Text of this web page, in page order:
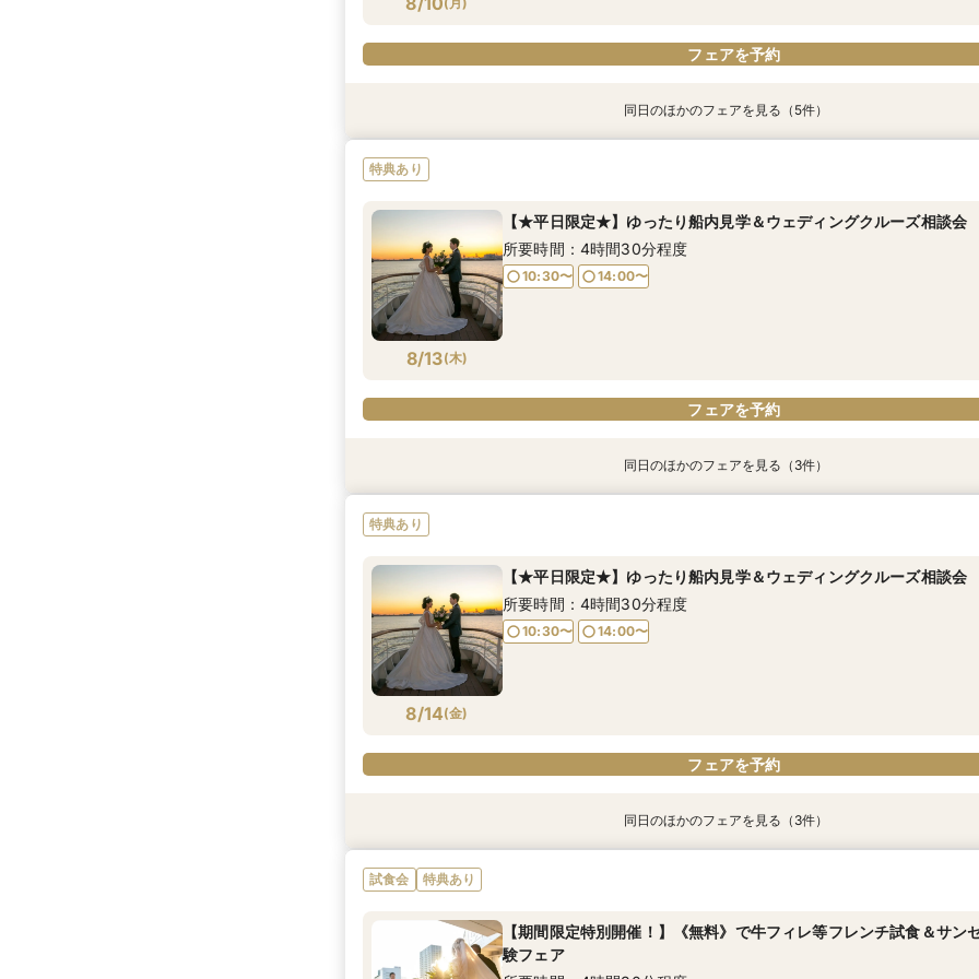
フェアを予約
8/10 (月)
10:30〜 14:00〜
8/10 (月)
所要時間：2時間30分程度
9:00〜
10:30〜
15:00〜
8/10 (月)
10:30〜
8/10 (月)
【期間限定特別開催！】《無料》で牛フィレ等フレンチ試食＆サン
所要時間：4時間30分程度
15:00〜
8/10 (月)
10:30〜 13:00〜
同日のほかのフェアを見る（5件）
特典あり
8/13(木)
【★平日限定★】ゆったり船内見学＆ウェディングクルーズ相談会
所要時間：4時間30分程度
10:30〜 14:00〜
フェアを予約
8/13 (木)
所要時間：2時間30分程度
9:00〜
10:30〜
15:00〜
8/13 (木)
13:30〜
8/13 (木)
10:30〜 13:00〜
同日のほかのフェアを見る（3件）
特典あり
8/14(金)
【★平日限定★】ゆったり船内見学＆ウェディングクルーズ相談会
所要時間：4時間30分程度
10:30〜 14:00〜
フェアを予約
所要時間：2時間30分程度
9:00〜
9:00〜 10:30〜
10:30〜 13:00〜
同日のほかのフェアを見る（3件）
試食会 特典あり
【期間限定特別開催！】《無料》で牛フィレ等フレンチ試食＆サン
験フェア